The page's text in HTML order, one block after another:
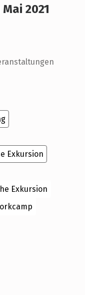
2021
Exkursion
Exkursion